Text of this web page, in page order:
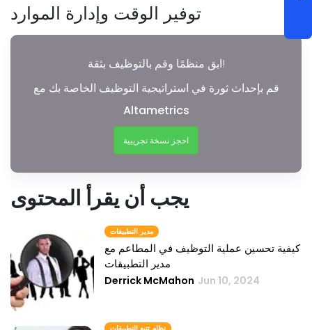
توفير الوقت وإدارة الموارد
ابق منظمًا وقم بالتوظيف بثقة!
قم بإحداث ثورة في استراتيجية التوظيف الخاصة بك مع
Altametrics
احجز نسخة تجريبية
يجب أن يقرأ المحتوى
مدير التطبيقات
كيفية تحسين عملية التوظيف في المطاعم مع
مدير التطبيقات
Derrick McMahon Jun 10, 2024
نظام تتبع التطبيقات